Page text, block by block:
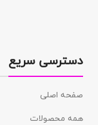
دسترسی سریع
صفحه اصلی
همه محصولات